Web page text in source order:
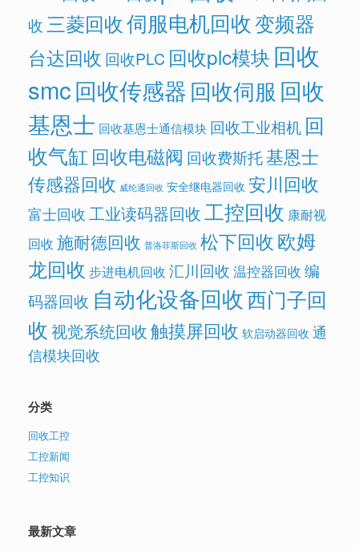
收三菱回收伺服电机回收变频器
台达回收 回收PLC 回收plc模块 回收
smc回收传感器回收伺服 回收
基恩士 回收基恩士通信模块 回收工业相机 回
收气缸 回收电磁阀 回收费斯托基恩士
传感器回收 威纶通回收 安全继电器回收 安川回收
富士回收工业读码器回收工控回收 康耐视
回收 施耐德回收 普洛菲斯回收 松下回收欧姆
龙回收 步进电机回收 汇川回收 温控器回收 编
码器回收 自动化设备回收西门子回
收视觉系统回收触摸屏回收 软启动器回收 通
信模块回收
分类
回收工控
工控新闻
工控知识
最新文章